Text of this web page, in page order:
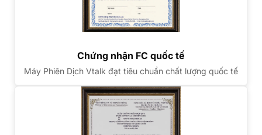
Chứng nhận FC quốc tế
Máy Phiên Dịch Vtalk đạt tiêu chuẩn chất lượng quốc tế